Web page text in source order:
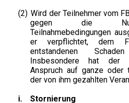
(2) Wird der Teilnehmer vom
gegen die
Teilnahmebedingungen
er verpflichtet, dem
entstandenen
Insbesondere hat der
Anspruch auf ganze oder
der von ihm gezahlten
i.
Stornierung